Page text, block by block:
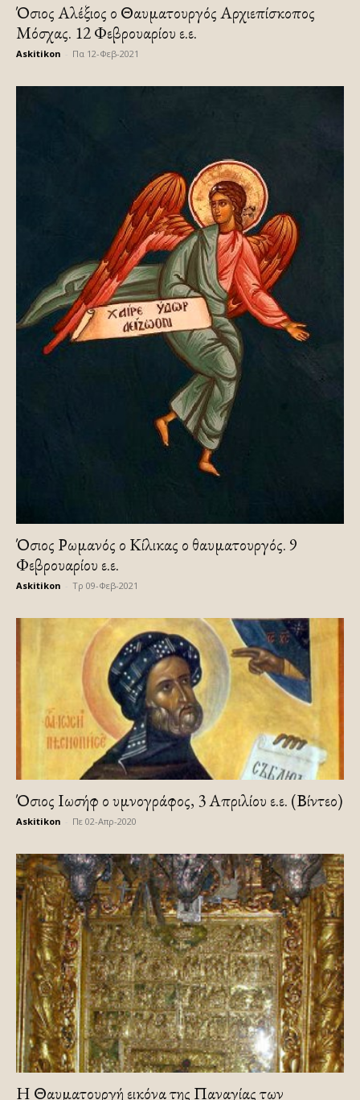
Όσιος Αλέξιος ο Θαυματουργός Αρχιεπίσκοπος
Μόσχας. 12 Φεβρουαρίου ε.ε.
Askitikon Πα 12-Φεβ-2021
Όσιος Ρωμανός ο Κίλικας ο θαυματουργός. 9
Φεβρουαρίου ε.ε.
Askitikon Τρ 09-Φεβ-2021
Όσιος Ιωσήφ ο υμνογράφος, 3 Απριλίου ε.ε. (Βίντεο)
Askitikon Πε 02-Απρ-2020
Η Θαυματουργή εικόνα της Παναγίας των